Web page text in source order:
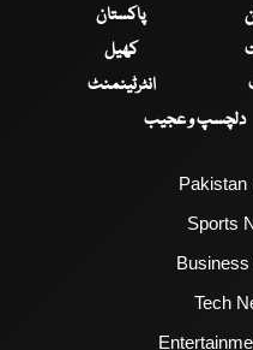
پاکستان
کھیل
انٹرٹینمنٹ
دلچسپ و عجیب
Pakistan
Sports
Tech